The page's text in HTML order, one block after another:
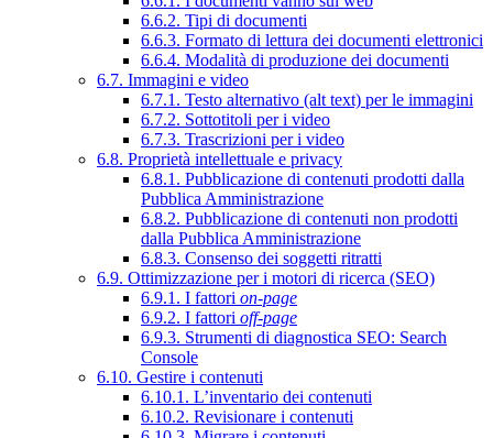
6.6.2. Tipi di documenti
6.6.3. Formato di lettura dei documenti elettronici
6.6.4. Modalità di produzione dei documenti
6.7. Immagini e video
6.7.1. Testo alternativo (alt text) per le immagini
6.7.2. Sottotitoli per i video
6.7.3. Trascrizioni per i video
6.8. Proprietà intellettuale e privacy
6.8.1. Pubblicazione di contenuti prodotti dalla
Pubblica Amministrazione
6.8.2. Pubblicazione di contenuti non prodotti
dalla Pubblica Amministrazione
6.8.3. Consenso dei soggetti ritratti
6.9. Ottimizzazione per i motori di ricerca (SEO)
6.9.1. I fattori on-page
6.9.2. I fattori off-page
6.9.3. Strumenti di diagnostica SEO: Search
Console
6.10. Gestire i contenuti
6.10.1. L’inventario dei contenuti
6.10.2. Revisionare i contenuti